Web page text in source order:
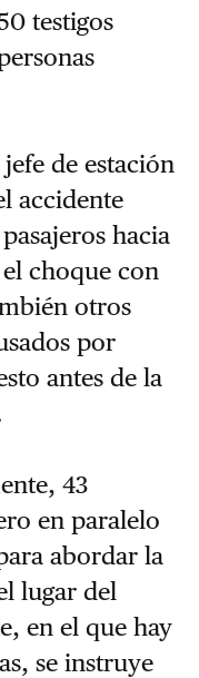
testigos
de estación
accidente
hacia
choque con
otros
por
antes de la
43
en paralelo
abordar la
lugar del
en el que hay
se instruye